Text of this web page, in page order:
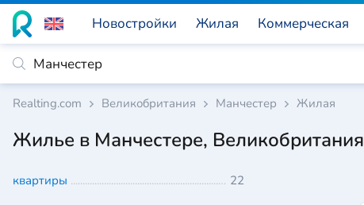
Новостройки Жилая Коммерческая
Realting.com Великобритания Манчестер Жилая
Жилье в Манчестере, Великобритания
квартиры 22